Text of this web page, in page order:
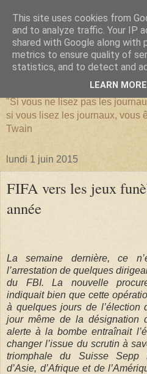
SERIATIM
"Si vous ne lisez pas les
si vous lisez les journaux, vous
Twain
lundi 1 juin 2015
FIFA vers les jeux
année
La semaine dernière, ce
l’arrestation de quelques
du FBI. La nouvelle
indiquait bien que cette
à quelques jours de
jour même de la désignation
alerte à la bombe entraînait
changer l’issue du scrutin à
triomphale du Suisse Sepp
d’Asie, d’Afrique et de
This site uses cookies from
and to analyze traffic. Your IP
shared with Google along with
metrics to ensure quality of
statistics, and to detect and
LEARN MORE